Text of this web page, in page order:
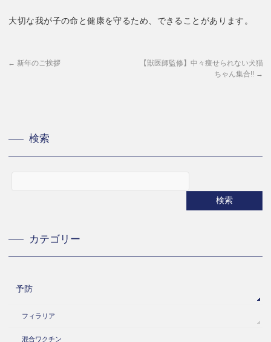
大切な我が子の命と健康を守るため、できることがあります。
← 新年のご挨拶
【獣医師監修】中々痩せられない犬猫
ちゃん集合!! →
検索
カテゴリー
予防
フィラリア
混合ワクチン